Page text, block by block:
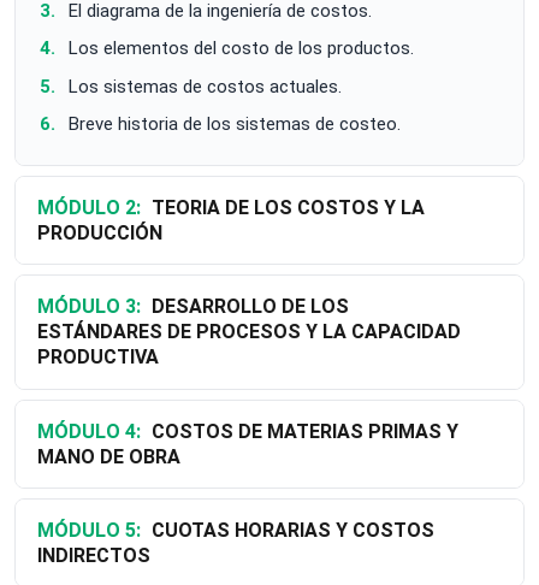
El diagrama de la ingeniería de costos.
Los elementos del costo de los productos.
Los sistemas de costos actuales.
Breve historia de los sistemas de costeo.
MÓDULO 2:
PRODUCCIÓN
MÓDULO 3:
ESTÁNDARES DE PROCESOS Y LA CAPACIDAD
PRODUCTIVA
MÓDULO 4:
MANO DE OBRA
MÓDULO 5:
INDIRECTOS